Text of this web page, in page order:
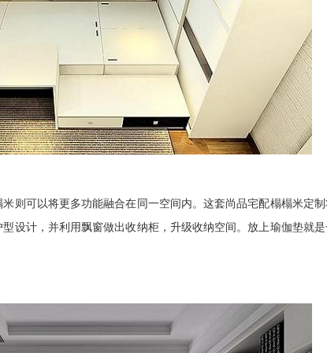
可以将更多功能融合在同一空间内。这套尚品宅配榻榻米定制
设计，并利用飘窗做出收纳柜，升级收纳空间。放上瑜伽垫就